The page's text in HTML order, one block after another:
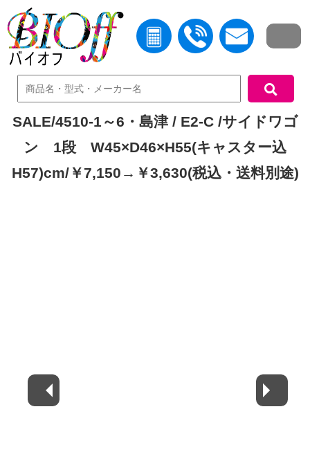
中古機器検索
SALE/4510-1～6・島津 / E2-C /サイドワゴ
ン 1段 W45×D46×H55(キャスター込
H57)cm/￥7,150→￥3,630(税込・送料別途)